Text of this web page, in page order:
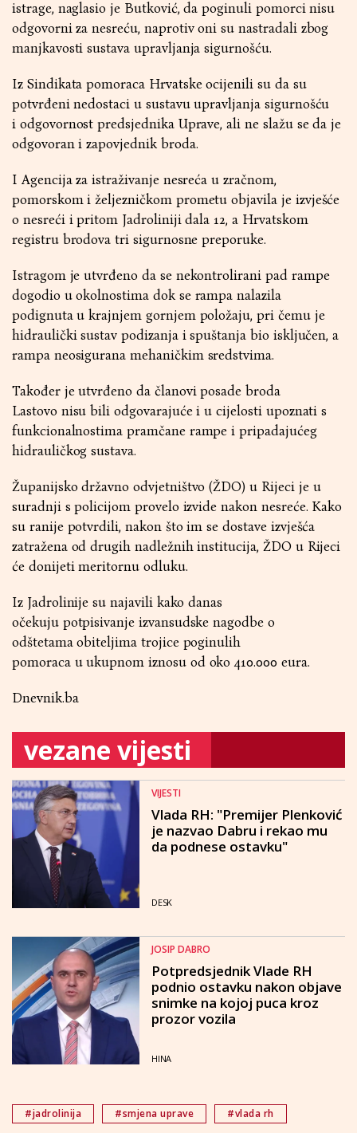
istrage, naglasio je Butković, da poginuli pomorci nisu
odgovorni za nesreću, naprotiv oni su nastradali zbog
manjkavosti sustava upravljanja sigurnošću.
Iz Sindikata pomoraca Hrvatske ocijenili su da su
potvrđeni nedostaci u sustavu upravljanja sigurnošću
i odgovornost predsjednika Uprave, ali ne slažu se da je
odgovoran i zapovjednik broda.
I Agencija za istraživanje nesreća u zračnom,
pomorskom i željezničkom prometu objavila je izvješće
o nesreći i pritom Jadroliniji dala 12, a Hrvatskom
registru brodova tri sigurnosne preporuke.
Istragom je utvrđeno da se nekontrolirani pad rampe
dogodio u okolnostima dok se rampa nalazila
podignuta u krajnjem gornjem položaju, pri čemu je
hidraulički sustav podizanja i spuštanja bio isključen, a
rampa neosigurana mehaničkim sredstvima.
Također je utvrđeno da članovi posade broda
Lastovo nisu bili odgovarajuće i u cijelosti upoznati s
funkcionalnostima pramčane rampe i pripadajućeg
hidrauličkog sustava.
Županijsko državno odvjetništvo (ŽDO) u Rijeci je u
suradnji s policijom provelo izvide nakon nesreće. Kako
su ranije potvrdili, nakon što im se dostave izvješća
zatražena od drugih nadležnih institucija, ŽDO u Rijeci
će donijeti meritornu odluku.
Iz Jadrolinije su najavili kako danas
očekuju potpisivanje izvansudske nagodbe o
odštetama obiteljima trojice poginulih
pomoraca u ukupnom iznosu od oko 410.000 eura.
Dnevnik.ba
vezane vijesti
VIJESTI
Vlada RH: "Premijer Plenković
je nazvao Dabru i rekao mu
da podnese ostavku"
DESK
JOSIP DABRO
Potpredsjednik Vlade RH
podnio ostavku nakon objave
snimke na kojoj puca kroz
prozor vozila
HINA
#jadrolinija #smjena uprave #vlada rh